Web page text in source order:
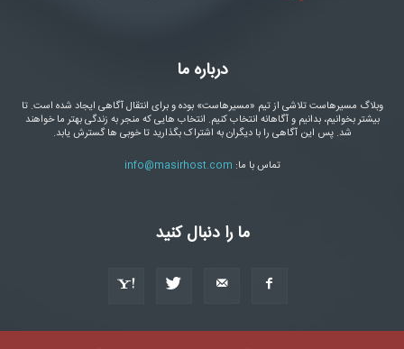
درباره ما
وبلاگ مسیرهاست تلاشی از تیم «مسیرهاست» بوده و برای انتقال آگاهی ایجاد شده است. تا
بیشتر بخوانیم، بدانیم و آگاهانه انتخاب کنیم. انتخاب هایی که منجر به زندگی بهتر ما خواهند
شد. پس این آگاهی را با دیگران به اشتراک بگذارید تا خوبی ها گسترش یابد.
تماس با ما: info@masirhost.com
ما را دنبال کنید